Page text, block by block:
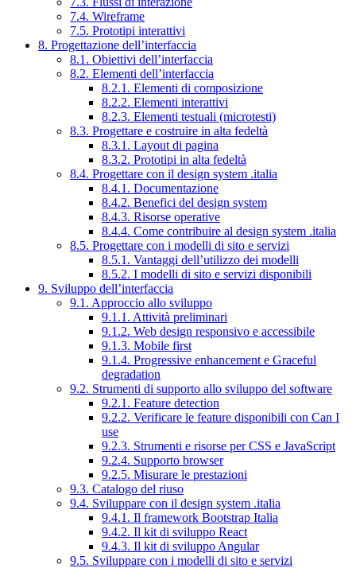
7.4. Wireframe
7.5. Prototipi interattivi
8. Progettazione dell’interfaccia
8.1. Obiettivi dell’interfaccia
8.2. Elementi dell’interfaccia
8.2.1. Elementi di composizione
8.2.2. Elementi interattivi
8.2.3. Elementi testuali (microtesti)
8.3. Progettare e costruire in alta fedeltà
8.3.1. Layout di pagina
8.3.2. Prototipi in alta fedeltà
8.4. Progettare con il design system .italia
8.4.1. Documentazione
8.4.2. Benefici del design system
8.4.3. Risorse operative
8.4.4. Come contribuire al design system .italia
8.5. Progettare con i modelli di sito e servizi
8.5.1. Vantaggi dell’utilizzo dei modelli
8.5.2. I modelli di sito e servizi disponibili
9. Sviluppo dell’interfaccia
9.1. Approccio allo sviluppo
9.1.1. Attività preliminari
9.1.2. Web design responsivo e accessibile
9.1.3. Mobile first
9.1.4. Progressive enhancement e Graceful
degradation
9.2. Strumenti di supporto allo sviluppo del software
9.2.1. Feature detection
9.2.2. Verificare le feature disponibili con Can I
use
9.2.3. Strumenti e risorse per CSS e JavaScript
9.2.4. Supporto browser
9.2.5. Misurare le prestazioni
9.3. Catalogo del riuso
9.4. Sviluppare con il design system .italia
9.4.1. Il framework Bootstrap Italia
9.4.2. Il kit di sviluppo React
9.4.3. Il kit di sviluppo Angular
9.5. Sviluppare con i modelli di sito e servizi